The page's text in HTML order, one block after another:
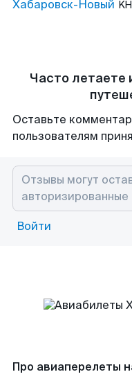
Хабаровск-Новый
Часто летаете
Оставьте
пользователям
Войти
Про авиаперелеты